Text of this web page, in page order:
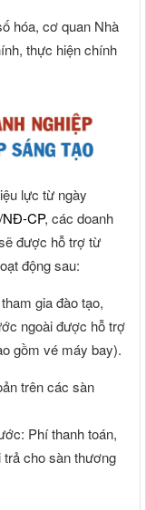
hóa, cơ quan Nhà
thực hiện chính
lực từ ngày
NĐ-CP, các doanh
được hỗ trợ từ
động sau:
gia đào tạo,
ngoài được hỗ trợ
gồm vé máy bay).
trên các sàn
Phí thanh toán,
cho sàn thương